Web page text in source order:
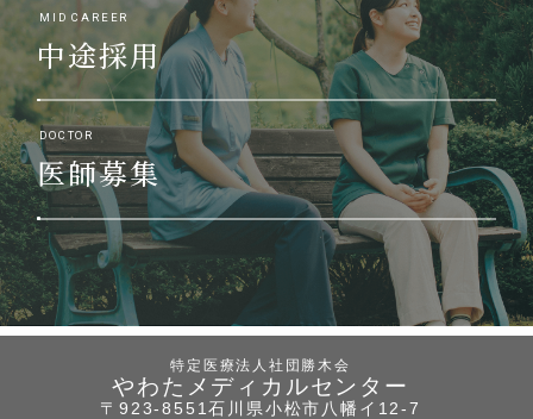
MID CAREER
中途採用
DOCTOR
医師募集
特定医療法人社団勝木会
やわたメディカルセンター
〒923-8551石川県小松市八幡イ12-7